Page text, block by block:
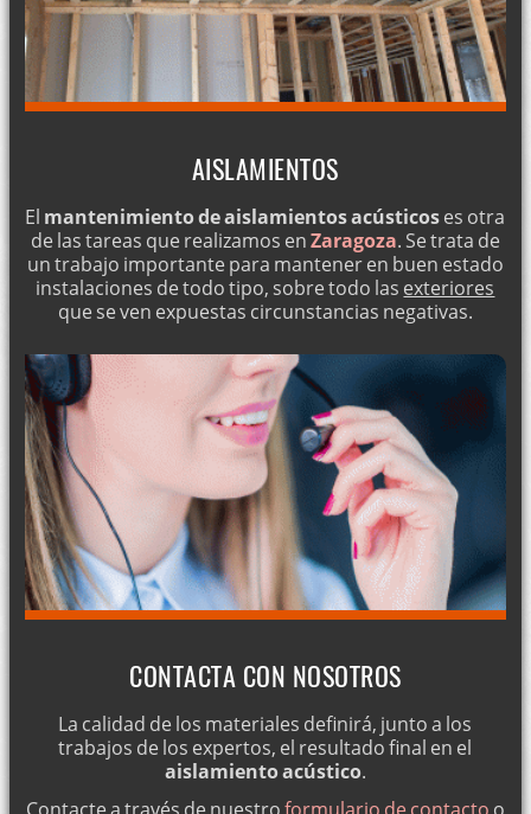
AISLAMIENTOS
El mantenimiento de aislamientos acústicoses otra
de las tareas que realizamos enZaragoza. Se trata de
un trabajo importante para mantener en buen estado
instalaciones de todo tipo, sobre todo las exteriores
que se ven expuestas circunstancias negativas.
CONTACTA CON NOSOTROS
La calidad de los materiales definirá, junto a los
trabajos de los expertos, el resultado final en el
aislamiento acústico.